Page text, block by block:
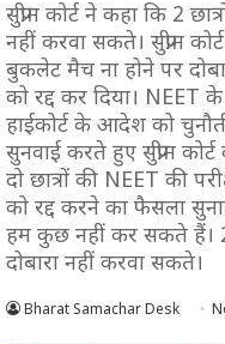
सुप्रीम कोर्ट ने कहा कि 2
नहीं करवा सकते। सुप्रीम
बुकलेट मैच ना होने पर
को रद्द कर दिया। NEET
हाईकोर्ट के आदेश को
सुनवाई करते हुए सुप्रीम
दो छात्रों की NEET की
को रद्द करने का फैसला
हम कुछ नहीं कर सकते हैं। 2
दोबारा नहीं करवा सकते।
Bharat Samachar Desk